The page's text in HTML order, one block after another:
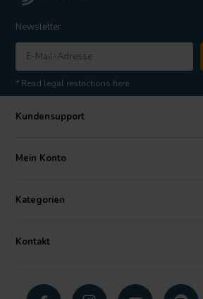
Newsletter
* Read legal restrictions here
Kundensupport
Mein Konto
Kategorien
Kontakt